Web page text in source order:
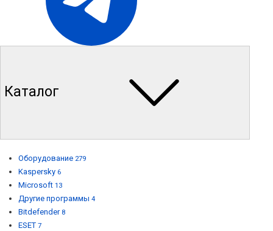
Каталог
Оборудование 279
Kaspersky 6
Microsoft 13
Другие программы 4
Bitdefender 8
ESET 7